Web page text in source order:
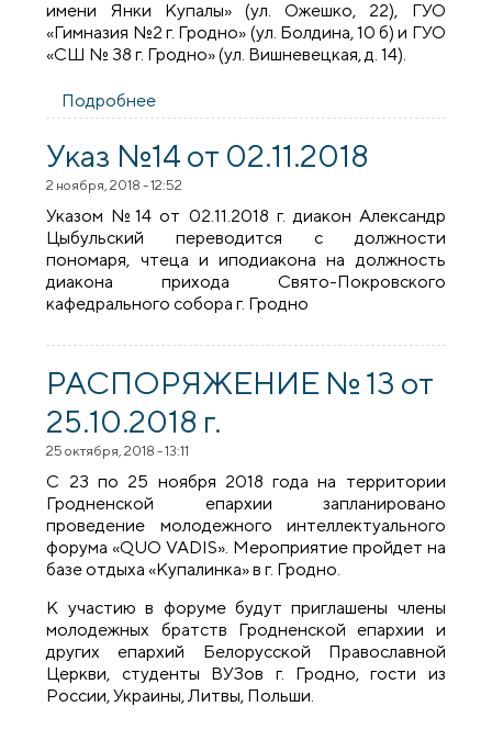
имени Янки Купалы» (ул. Ожешко, 22), ГУО
«Гимназия №2 г. Гродно» (ул. Болдина, 10 б) и ГУО
«СШ № 38 г. Гродно» (ул. Вишневецкая, д. 14).
Подробнее
Указ №14 от 02.11.2018
2 ноября, 2018 - 12:52
Указом №14 от 02.11.2018 г. диакон Александр
Цыбульский переводится с должности
пономаря, чтеца и иподиакона на должность
диакона прихода Свято-Покровского
кафедрального собора г. Гродно
РАСПОРЯЖЕНИЕ № 13 от
25.10.2018 г.
25 октября, 2018 - 13:11
С 23 по 25 ноября 2018 года на территории
Гродненской епархии запланировано
проведение молодежного интеллектуального
форума «QUO VADIS». Мероприятие пройдет на
базе отдыха «Купалинка» в г. Гродно.
К участию в форуме будут приглашены члены
молодежных братств Гродненской епархии и
других епархий Белорусской Православной
Церкви, студенты ВУЗов г. Гродно, гости из
России, Украины, Литвы, Польши.